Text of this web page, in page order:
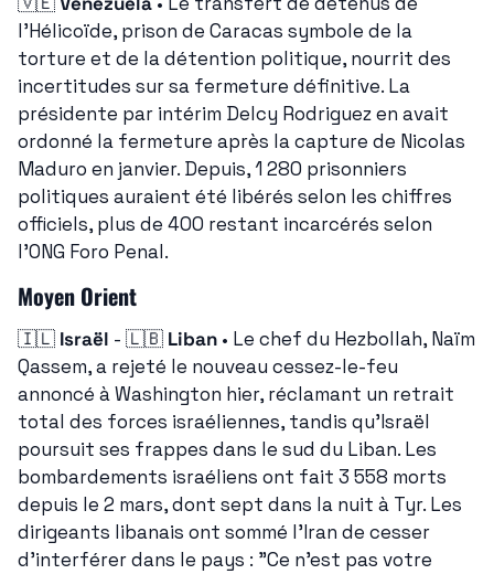
l'Hélicoïde, prison de Caracas symbole de la
torture et de la détention politique, nourrit des
incertitudes sur sa fermeture définitive. La
présidente par intérim Delcy Rodriguez en avait
ordonné la fermeture après la capture de Nicolas
Maduro en janvier. Depuis, 1 280 prisonniers
politiques auraient été libérés selon les chiffres
officiels, plus de 400 restant incarcérés selon
l'ONG Foro Penal.
Moyen Orient
🇮🇱 Israël - 🇱🇧 Liban • Le chef du Hezbollah, Naïm
Qassem, a rejeté le nouveau cessez-le-feu
annoncé à Washington hier, réclamant un retrait
total des forces israéliennes, tandis qu'Israël
poursuit ses frappes dans le sud du Liban. Les
bombardements israéliens ont fait 3 558 morts
depuis le 2 mars, dont sept dans la nuit à Tyr. Les
dirigeants libanais ont sommé l'Iran de cesser
d'interférer dans le pays : "Ce n'est pas votre